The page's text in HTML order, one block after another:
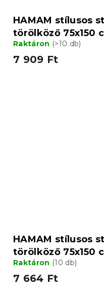
HAMAM stílusos
törölköző 75x150
Raktáron (>10 db)
7 909 Ft
HAMAM stílusos
törölköző 75x150
Raktáron (10 db)
7 664 Ft